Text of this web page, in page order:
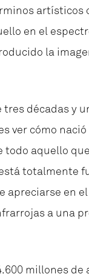
artísticos
en el
la
tres décadas
cómo nació
aquello
totalmente
apreciarse en
a una
millones de